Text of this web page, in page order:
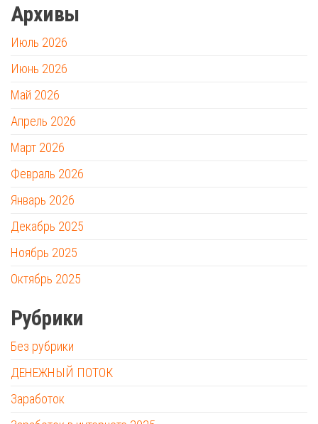
Архивы
Июль 2026
Июнь 2026
Май 2026
Апрель 2026
Март 2026
Февраль 2026
Январь 2026
Декабрь 2025
Ноябрь 2025
Октябрь 2025
Рубрики
Без рубрики
ДЕНЕЖНЫЙ ПОТОК
Заработок